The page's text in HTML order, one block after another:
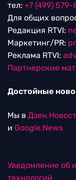
тел: +7 (499)
Для общих
Редакция RTVI:
Маркетинг/PR:
Реклама RTVI:
Партнерские
Достойные
Мы в
и Google.News
Уведомление об
технологий